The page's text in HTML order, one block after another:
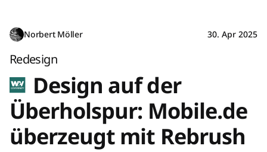
Norbert Möller 30. Apr 2025
Redesign
Design auf der
Überholspur: Mobile.de
überzeugt mit Rebrush